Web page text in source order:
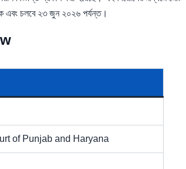
এবং চলবে ২৩ জুন ২০২৬ পর্যন্ত।
of Punjab and Haryana